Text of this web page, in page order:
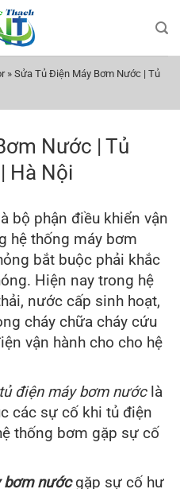
» Sửa Tủ Điện Máy Bơm Nước | Tủ
Nước | Tủ
Hà Nội
là bộ phận điều khiển vận
hệ thống máy bơm
bắt buộc phải khắc
Hiện nay trong hệ
nước cấp sinh hoạt,
cháy chữa cháy cứu
vận hành cho cho hệ
điện máy bơm nướclà
các sự cố khi tủ điện
thống bơm gặp sự cố
bơm nướcgặp sự cố hư